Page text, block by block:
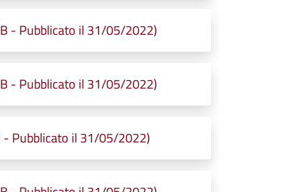
- Pubblicato il 31/05/2022)
- Pubblicato il 31/05/2022)
- Pubblicato il 31/05/2022)